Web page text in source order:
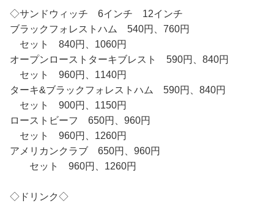
◇サンドウィッチ 6インチ 12インチ
ブラックフォレストハム 540円、760円
セット 840円、1060円
オープンローストターキブレスト 590円、840円
セット 960円、1140円
ターキ&ブラックフォレストハム 590円、840円
セット 900円、1150円
ローストビーフ 650円、960円
セット 960円、1260円
アメリカンクラブ 650円、960円
セット 960円、1260円
◇ドリンク◇